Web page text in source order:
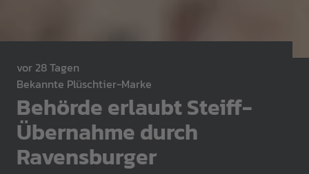
vor 28 Tagen
Bekannte Plüschtier-Marke
Behörde erlaubt Steiff-
Übernahme durch
Ravensburger